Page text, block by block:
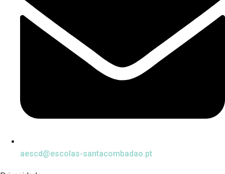
aescd@escolas-santacombadao.pt